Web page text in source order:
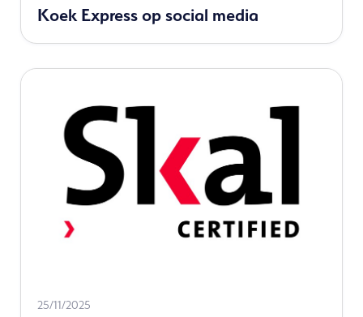
Koek Express op social media
more
25/11/2025
Read